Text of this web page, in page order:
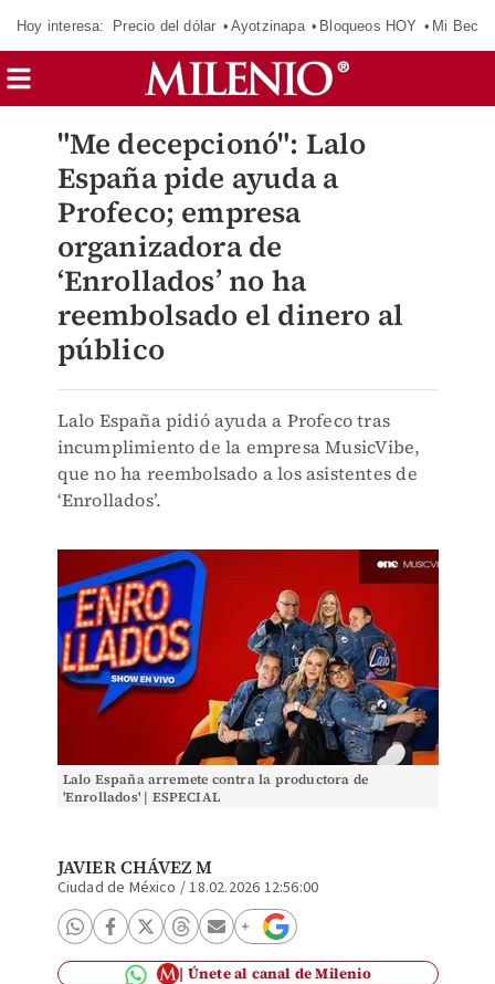
Hoy interesa: Precio del dólar Ayotzinapa Bloqueos HOY Mi Beca
"Me decepcionó": Lalo
España pide ayuda a
Profeco; empresa
organizadora de
‘Enrollados’ no ha
reembolsado el dinero al
público
Lalo España pidió ayuda a Profeco tras
incumplimiento de la empresa MusicVibe,
que no ha reembolsado a los asistentes de
‘Enrollados’.
Lalo España arremete contra la productora de
'Enrollados' | ESPECIAL
JAVIER CHÁVEZ M
Ciudad de México /18.02.2026 12:56:00
Únete al canal de Milenio